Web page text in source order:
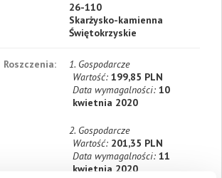
26-110
Skarżysko-kamienna
Świętokrzyskie
Roszczenia:
1. Gospodarcze
Wartość:199,85 PLN
Data wymagalności:10
kwietnia 2020
2. Gospodarcze
Wartość: 201,35 PLN
Data wymagalności:11
kwietnia 2020